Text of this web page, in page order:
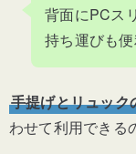
背面にPCス
持ち運びも便
手提げとリュック
わせて利用できる